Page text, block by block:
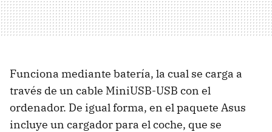
Funciona mediante batería, la cual se carga a
través de un cable MiniUSB-USB con el
ordenador. De igual forma, en el paquete Asus
incluye un cargador para el coche, que se